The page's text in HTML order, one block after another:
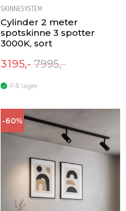
SKINNESYSTEM
Cylinder 2 meter
spotskinne 3 spotter
3000K, sort
3195,- 7995,-
På lager
-60%